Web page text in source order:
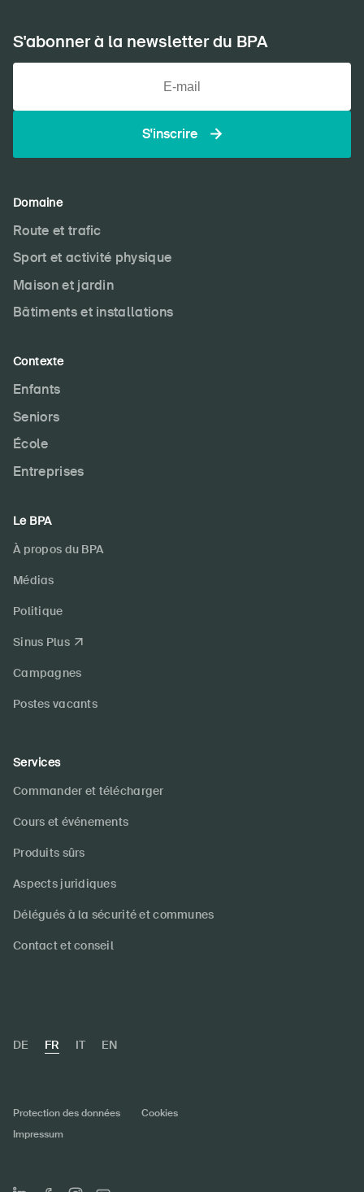
S'abonner à la newsletter du BPA
S'inscrire
Domaine
Route et trafic
Sport et activité physique
Maison et jardin
Bâtiments et installations
Contexte
Enfants
Seniors
École
Entreprises
Le BPA
À propos du BPA
Médias
Politique
Sinus Plus
Campagnes
Postes vacants
Services
Commander et télécharger
Cours et événements
Produits sûrs
Aspects juridiques
Délégués à la sécurité et communes
Contact et conseil
DE FR IT EN
Protection des données
Cookies
Impressum